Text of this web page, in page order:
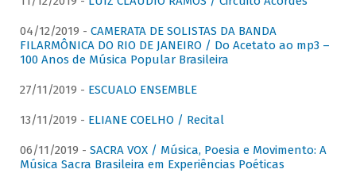
04/12/2019 - CAMERATA DE SOLISTAS DA BANDA
FILARMÔNICA DO RIO DE JANEIRO / Do Acetato ao mp3 –
100 Anos de Música Popular Brasileira
27/11/2019 - ESCUALO ENSEMBLE
13/11/2019 - ELIANE COELHO / Recital
06/11/2019 - SACRA VOX / Música, Poesia e Movimento: A
Música Sacra Brasileira em Experiências Poéticas